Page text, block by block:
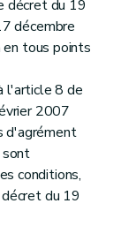
décret du 19
décembre
tous points
l'article 8 de
2007
d'agrément
sont
conditions,
du 19